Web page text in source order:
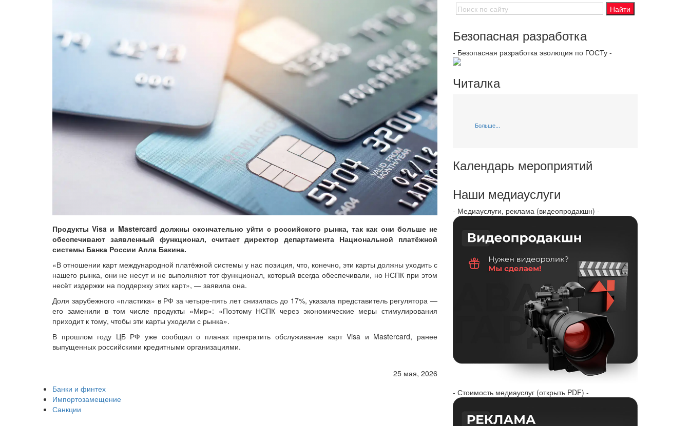
Продукты Visa и Mastercard должны окончательно уйти с российского рынка, так как они больше не
обеспечивают заявленный функционал, считает директор департамента Национальной платёжной
системы Банка России Алла Бакина.
«В отношении карт международной платёжной системы у нас позиция, что, конечно, эти карты должны уходить с
нашего рынка, они не несут и не выполняют тот функционал, который всегда обеспечивали, но НСПК при этом
несёт издержки на поддержку этих карт», — заявила она.
Доля зарубежного «пластика» в РФ за четыре-пять лет снизилась до 17%, указала представитель регулятора —
его заменили в том числе продукты «Мир»: «Поэтому НСПК через экономические меры стимулирования
приходит к тому, чтобы эти карты уходили с рынка».
В прошлом году ЦБ РФ уже сообщал о планах прекратить обслуживание карт Visa и Mastercard, ранее
выпущенных российскими кредитными организациями.
25 мая, 2026
Банки и финтех
Импортозамещение
Санкции
Безопасная разработка
- Безопасная разработка эволюция по ГОСТу -
Читалка
Больше...
Календарь мероприятий
Наши медиауслуги
- Медиауслуги, реклама (видеопродакшн) -
- Стоимость медиауслуг (открыть PDF) -